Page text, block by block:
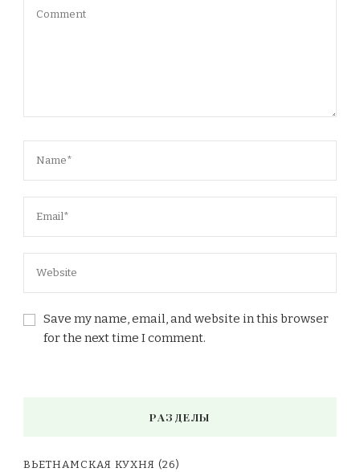
Save my name, email, and website in this browser
for the next time I comment.
РАЗДЕЛЫ
ВЬЕТНАМСКАЯ КУХНЯ (26)